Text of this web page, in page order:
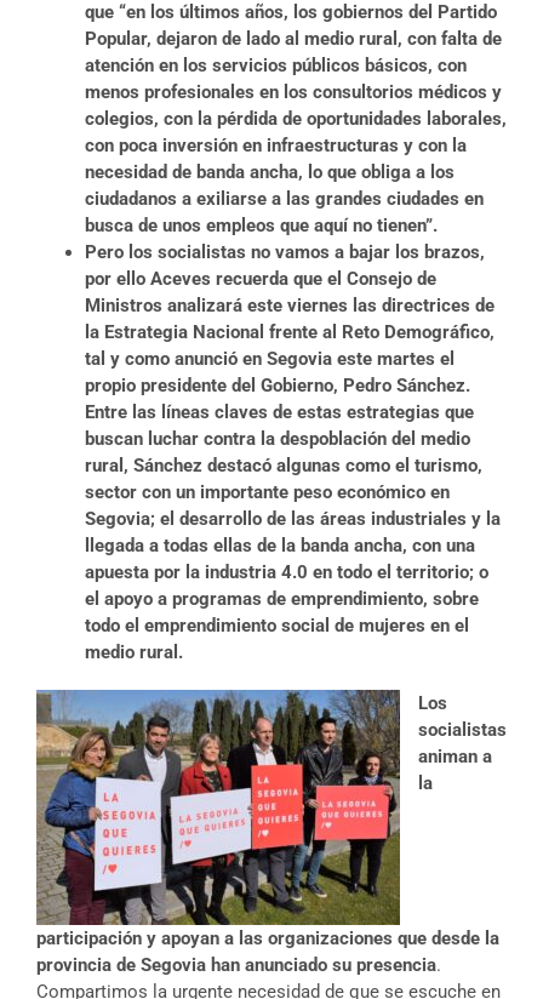
que “en los últimos años, los gobiernos del Partido
Popular, dejaron de lado al medio rural, con fa lta de
atención en los servicios públicos básicos, con
menos profesionales en los consultorios médicos y
colegios, con la pérdida de oportunidades laborales,
con poca inversión en infraestructuras y con la
necesidad de banda ancha, lo que obliga a los
ciudadanos a exiliarse a las grandes ciudades en
busca de unos empleos que aquí no tienen”.
Pero los socialistas no vamos a bajar los brazos,
por ello Aceves recuerda que el Consejo de
Ministros analizará este viernes las directrices de
la Estrategia Nacional frente al Reto Demográfico,
tal y como anunció en Segovia este martes el
propio presidente del Gobierno, Pedro Sánchez.
Entre las líneas claves de estas estrategias que
buscan luchar contra la despoblación del medio
rural, Sánchez destacó algunas como el turismo,
sector con un importante peso económico en
Segovia; el desarrollo de las áreas industriales y la
llegada a todas ellas de la banda ancha, con una
apuesta por la industria 4.0 en todo el territorio; o
el apoyo a programas de emprendimiento, sobre
todo el emprendimiento social de mujeres en el
medio rural.
Los
socialistas
animan a
la
participación y apoyan a las organizaciones que desde la
provincia de Segovia han anunciado su presencia.
Compartimos la urgente necesidad de que se escuche en